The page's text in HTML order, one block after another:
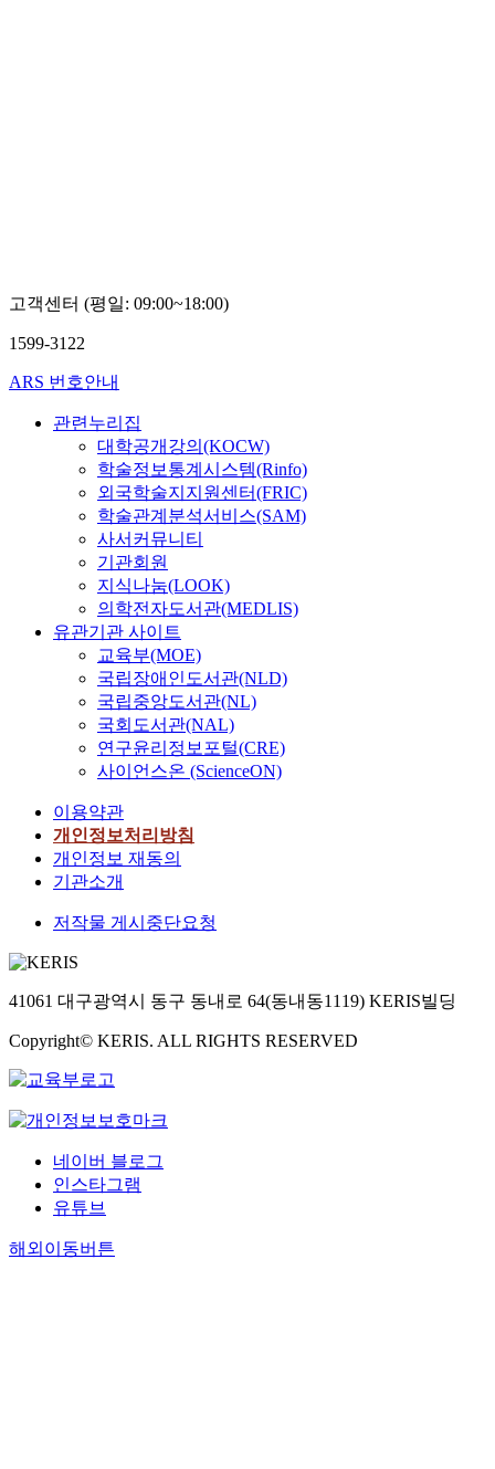
고객센터 (평일: 09:00~18:00)
1599-3122
ARS 번호안내
관련누리집
대학공개강의(KOCW)
학술정보통계시스템(Rinfo)
외국학술지지원센터(FRIC)
학술관계분석서비스(SAM)
사서커뮤니티
기관회원
지식나눔(LOOK)
의학전자도서관(MEDLIS)
유관기관 사이트
교육부(MOE)
국립장애인도서관(NLD)
국립중앙도서관(NL)
국회도서관(NAL)
연구윤리정보포털(CRE)
사이언스온 (ScienceON)
이용약관
개인정보처리방침
개인정보 재동의
기관소개
저작물 게시중단요청
41061 대구광역시 동구 동내로 64(동내동1119) KERIS빌딩
Copyright© KERIS. ALL RIGHTS RESERVED
네이버 블로그
인스타그램
유튜브
해외이동버튼